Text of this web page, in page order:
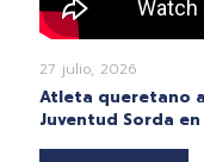
27 julio, 2026
Atleta queretano
Juventud Sorda